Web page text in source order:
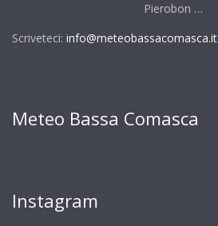
Pierobon …
Scriveteci: info@meteobassacomasca.it
Meteo Bassa Comasca
Instagram